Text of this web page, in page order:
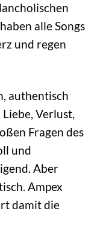
alle Songs
und regen
authentisch
Verlust,
Fragen des
und
Aber
Ampex
damit die